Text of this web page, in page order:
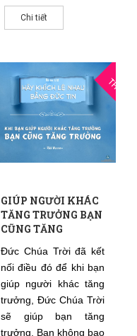
âm đến với tâm trí và tấm
lòng của bạn một cách rõ
dàng tuyệt vời.
Chi tiết
THG11
GIÚP NGƯỜI KHÁC
TĂNG TRƯỞNG BẠN
CŨNG TĂNG
Đức Chúa Trời đã kết
nối điều đó để khi bạn
giúp người khác tăng
trưởng, Đức Chúa Trời
sẽ giúp bạn tăng
trưởng. Bạn không bao